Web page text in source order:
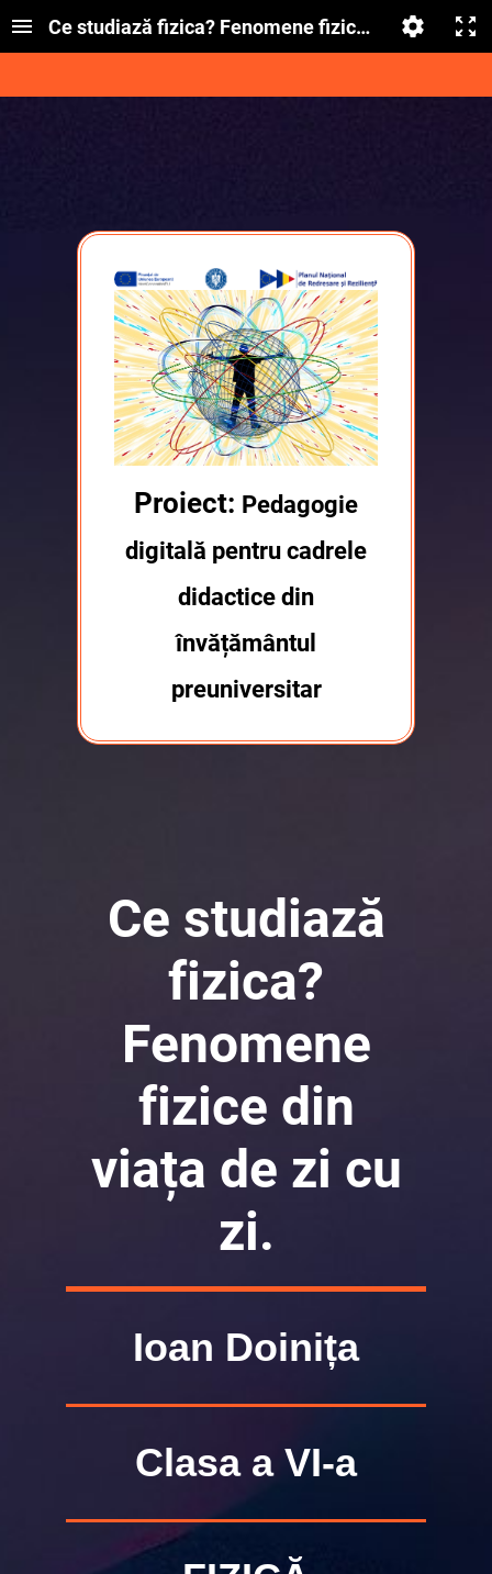
Ce studiază fizica? Fenomene fizice_clasa a VI-
Proiect: Pedagogie
digitală pentru cadrele
didactice din
învățământul
preuniversitar
Ce studiază
fizica?
Fenomene
fizice din
viața de zi cu
zi.
Ioan Doinița
Clasa a VI-a